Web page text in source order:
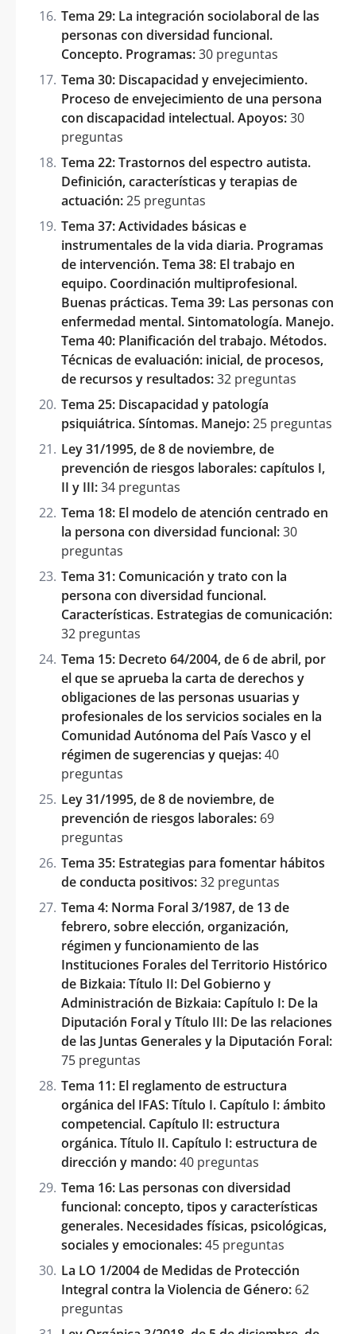
Tema 29: La integración sociolaboral de las
personas con diversidad funcional.
Concepto. Programas:30 preguntas
Tema 30: Discapacidad y envejecimiento.
Proceso de envejecimiento de una persona
con discapacidad intelectual. Apoyos:30
preguntas
Tema 22: Trastornos del espectro autista.
Definición, características y terapias de
actuación:25 preguntas
Tema 37: Actividades básicas e
instrumentales de la vida diaria. Programas
de intervención. Tema 38: El trabajo en
equipo. Coordinación multiprofesional.
Buenas prácticas. Tema 39: Las personas con
enfermedad mental. Sintomatología. Manejo.
Tema 40: Planificación del trabajo. Métodos.
Técnicas de evaluación: inicial, de procesos,
de recursos y resultados:32 preguntas
Tema 25: Discapacidad y patología
psiquiátrica. Síntomas. Manejo:25 preguntas
Ley 31/1995, de 8 de noviembre, de
prevención de riesgos laborales: capítulos I,
II y III:34 preguntas
Tema 18: El modelo de atención centrado en
la persona con diversidad funcional:30
preguntas
Tema 31: Comunicación y trato con la
persona con diversidad funcional.
Características. Estrategias de comunicación:
32 preguntas
Tema 15: Decreto 64/2004, de 6 de abril, por
el que se aprueba la carta de derechos y
obligaciones de las personas usuarias y
profesionales de los servicios sociales en la
Comunidad Autónoma del País Vasco y el
régimen de sugerencias y quejas:40
preguntas
Ley 31/1995, de 8 de noviembre, de
prevención de riesgos laborales: 69
preguntas
Tema 35: Estrategias para fomentar hábitos
de conducta positivos:32 preguntas
Tema 4: Norma Foral 3/1987, de 13 de
febrero, sobre elección, organización,
régimen y funcionamiento de las
Instituciones Forales del Territorio Histórico
de Bizkaia: Título II: Del Gobierno y
Administración de Bizkaia: Capítulo I: De la
Diputación Foral y Título III: De las relaciones
de las Juntas Generales y la Diputación Foral:
75 preguntas
Tema 11: El reglamento de estructura
orgánica del IFAS: Título I. Capítulo I: ámbito
competencial. Capítulo II: estructura
orgánica. Título II. Capítulo I: estructura de
dirección y mando:40 preguntas
Tema 16: Las personas con diversidad
funcional: concepto, tipos y características
generales. Necesidades físicas, psicológicas,
sociales y emocionales:45 preguntas
La LO 1/2004 de Medidas de Protección
Integral contra la Violencia de Género: 62
preguntas